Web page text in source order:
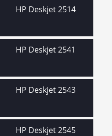
HP Deskjet 2514
HP Deskjet 2541
HP Deskjet 2543
HP Deskjet 2545